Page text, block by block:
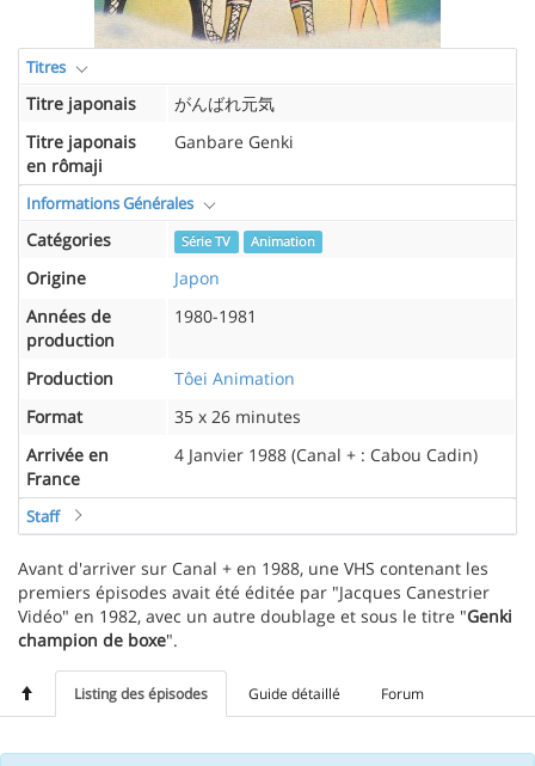
Titres
Titre japonais
がんばれ元気
Titre japonais
en rômaji
Ganbare Genki
Informations Générales
Catégories Série TV Animation
Origine
Japon
Années de
production
1980-1981
Production
Tôei Animation
Format
35 x 26 minutes
Arrivée en
France
4 Janvier 1988 (Canal + : Cabou Cadin)
Staff
Avant d'arriver sur Canal + en 1988, une VHS contenant les
premiers épisodes avait été éditée par "Jacques Canestrier
Vidéo" en 1982, avec un autre doublage et sous le titre "Genki
champion de boxe".
Listing des épisodes Guide détaillé Forum